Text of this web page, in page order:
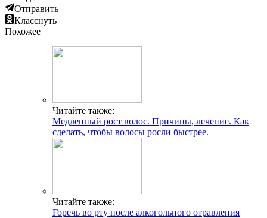
Отправить
Класснуть
Похожее
Читайте также:
Медленный рост волос. Причины, лечение. Как
сделать, чтобы волосы росли быстрее.
Читайте также:
Горечь во рту после алкогольного отравления